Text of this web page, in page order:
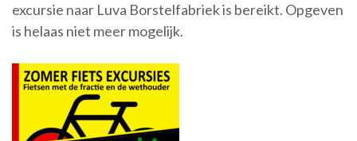
excursie naar Luva Borstelfabriek is bereikt. Opgeven
is helaas niet meer mogelijk.